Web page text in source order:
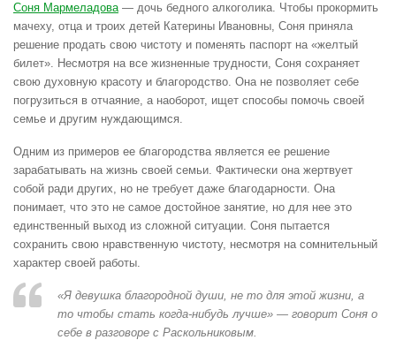
Соня Мармеладова— дочь бедного алкоголика. Чтобы прокормить
мачеху, отца и троих детей Катерины Ивановны, Соня приняла
решение продать свою чистоту и поменять паспорт на «желтый
билет». Несмотря на все жизненные трудности, Соня сохраняет
свою духовную красоту и благородство. Она не позволяет себе
погрузиться в отчаяние, а наоборот, ищет способы помочь своей
семье и другим нуждающимся.
Одним из примеров ее благородства является ее решение
зарабатывать на жизнь своей семьи. Фактически она жертвует
собой ради других, но не требует даже благодарности. Она
понимает, что это не самое достойное занятие, но для нее это
единственный выход из сложной ситуации. Соня пытается
сохранить свою нравственную чистоту, несмотря на сомнительный
характер своей работы.
«Я девушка благородной души, не то для этой жизни, а
то чтобы стать когда-нибудь лучше» — говорит Соня о
себе в разговоре с Раскольниковым.